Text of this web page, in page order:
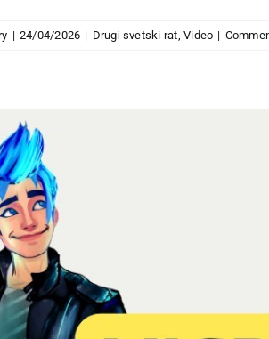
| 24/04/2026 | Drugi svetski rat,Video |